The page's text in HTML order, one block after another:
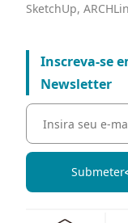
SketchUp,
Inscreva-se
Newsletter
Submeter